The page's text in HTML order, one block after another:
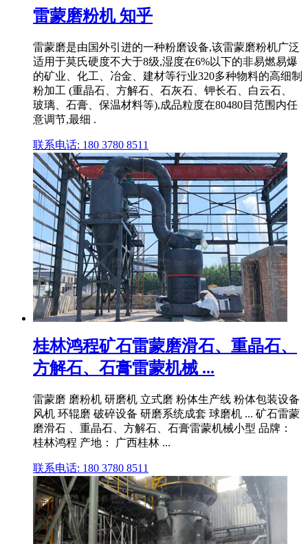
雷蒙磨粉机 知乎
雷蒙磨是由国外引进的一种粉磨设备,该雷蒙磨粉机广泛
适用于莫氏硬度不大于8级,湿度在6%以下的非易燃易爆
的矿业、化工、冶金、建材等行业320多种物料的高细制
粉加工 (重晶石、方解石、石灰石、钾长石、白云石、
玻璃、石膏、保温材料等),成品粒度在80480目范围内任
意调节,最细 .
联系电话: 180 3780 8511
桂林鸿程矿石雷蒙磨滑石、重晶石、
方解石、石膏雷蒙机械 ...
雷蒙磨 磨粉机 研磨机 立式磨 粉体生产线 粉体包装设备
风机 环辊磨 破碎设备 研磨系统成套 球磨机 ... 矿石雷蒙
磨滑石 、重晶石、方解石、石膏雷蒙机械小型 品牌：
桂林鸿程 产地： 广西桂林 ...
联系电话: 180 3780 8511